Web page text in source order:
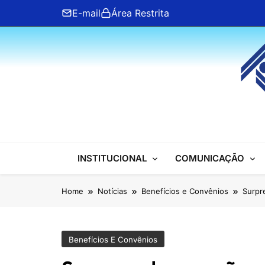
content
E-mail Área Restrita
ANFIP Nacional
INSTITUCIONAL COMUNICAÇÃO
Home Notícias Benefícios e Convênios
Benefícios E Convênios